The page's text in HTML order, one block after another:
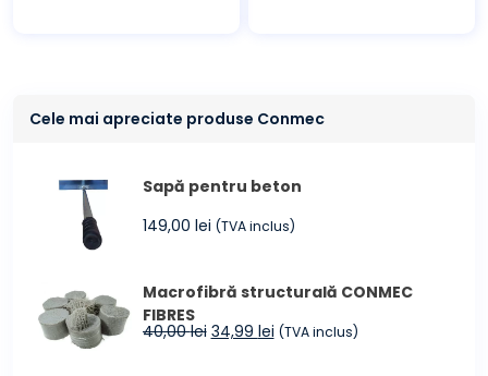
Cele mai apreciate produse Conmec
Sapă pentru beton
149,00 lei (TVA inclus)
Macrofibră structurală CONMEC
FIBRES
40,00lei Prețul
34,99 leiPrețul
(TVA inclus)